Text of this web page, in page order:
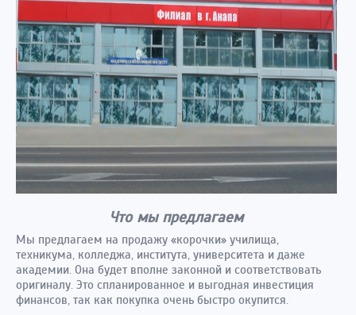
Что мы предлагаем
Мы предлагаем на продажу «корочки» училища,
техникума, колледжа, института, университета и даже
академии. Она будет вполне законной и соответствовать
оригиналу. Это спланированное и выгодная инвестиция
финансов, так как покупка очень быстро окупится.